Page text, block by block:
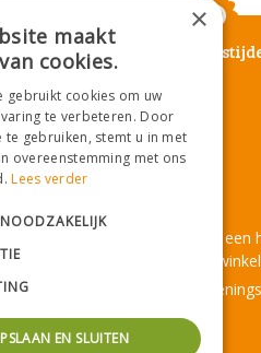
Maandag
Dinsdag
Woensdag
Donderdag
Vrijdag
Onze lunchroom sluit een
dan de
Toon alle
×
maakt
cookies.
gebruikt cookies om uw
te verbeteren. Door
te gebruiken, stemt u in met
overeenstemming met ons
Lees verder
EN SLUITEN